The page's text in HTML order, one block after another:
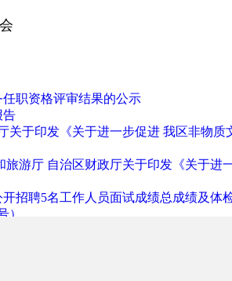
职资格评审结果的公示
告
关于印发《关于进一步促进 我区非物质
旅游厅 自治区财政厅关于印发《关于进
招聘5名工作人员面试成绩总成绩及体
）